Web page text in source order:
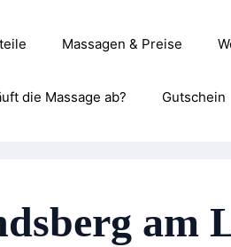
Massagen & Preise
die Massage ab? Gutschein
am